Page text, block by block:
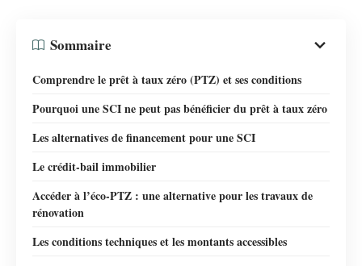
Sommaire
Comprendre le prêt à taux zéro (PTZ) et ses conditions
Pourquoi une SCI ne peut pas bénéficier du prêt à taux zéro
Les alternatives de financement pour une SCI
Le crédit-bail immobilier
Accéder à l’éco-PTZ : une alternative pour les travaux de
rénovation
Les conditions techniques et les montants accessibles